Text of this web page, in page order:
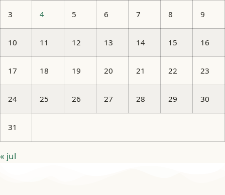
3 4 5 6 7 8 9
10 11 12 13 14 15 16
17 18 19 20 21 22 23
24 25 26 27 28 29 30
31
« jul